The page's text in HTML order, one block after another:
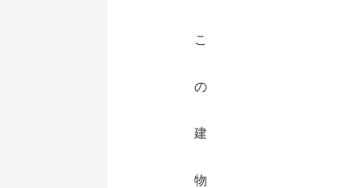
こ
の
建
物